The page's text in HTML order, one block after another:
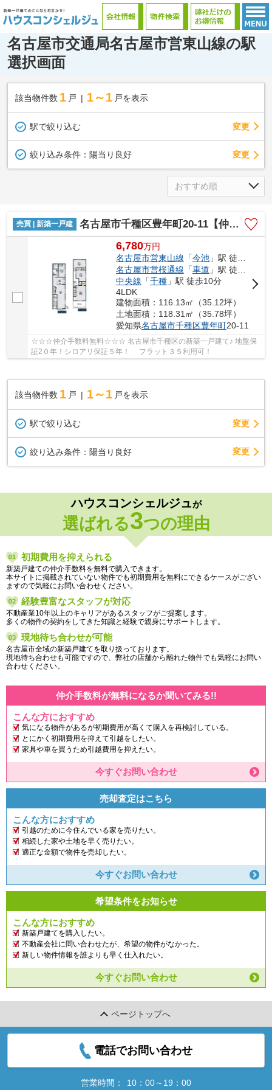
名古屋市交通局名古屋市営東山線の駅
選択画面
該当物件数 1 戸 1～1 戸を表示
駅で絞り込む 変更
絞り込み条件： 陽当り良好 変更
売買 | 新築一戸建 名古屋市千種区豊年町20-11【仲介手数料無料】新築一戸建て
6,780万円
名古屋市営東山線 「今池」駅 徒歩10分
名古屋市営桜通線 「車道 」駅 徒歩10分
中央線 「千種」駅 徒歩10分
4LDK
建物面積：116.13㎡（35.12坪）
土地面積：118.31㎡（35.78坪）
愛知県名古屋市千種区豊年町20-11
☆☆☆仲介手数料無料☆☆☆ 名古屋市千種区の新築一戸建て♪ 地盤保
証2０年！シロアリ保証５年！ フラット３５利用可！
該当物件数 1 戸 1～1 戸を表示
駅で絞り込む 変更
絞り込み条件： 陽当り良好 変更
ハウスコンシェルジュが
選ばれる3つの理由
初期費用を抑えられる
新築戸建ての仲介手数料を無料で購入できます。
本サイトに掲載されていない物件でも初期費用を無料にできるケースがござい
ますので気軽にお問い合わせください。
経験豊富なスタッフが対応
不動産業10年以上のキャリアがあるスタッフがご提案します。
多くの物件の契約をしてきた知識と経験で親身にサポートします。
現地待ち合わせが可能
名古屋市全域の新築戸建てを取り扱っております。
現地待ち合わせも可能ですので、弊社の店舗から離れた物件でも気軽にお問い
合わせください。
仲介手数料が無料になるか聞いてみる!!
こんな方におすすめ
気になる物件があるが初期費用が高くて購入を再検討している。
とにかく初期費用を抑えて引越をしたい。
家具や車を買うため引越費用を抑えたい。
今すぐお問い合わせ
売却査定はこちら
こんな方におすすめ
引越のために今住んでいる家を売りたい。
相続した家や土地を早く売りたい。
適正な金額で物件を売却したい。
今すぐお問い合わせ
希望条件をお知らせ
こんな方におすすめ
新築戸建てを購入したい。
不動産会社に問い合わせたが、希望の物件がなかった。
新しい物件情報を誰よりも早く仕入れたい。
今すぐお問い合わせ
ページトップへ
電話でお問い合わせ
営業時間：
10：00～19：00